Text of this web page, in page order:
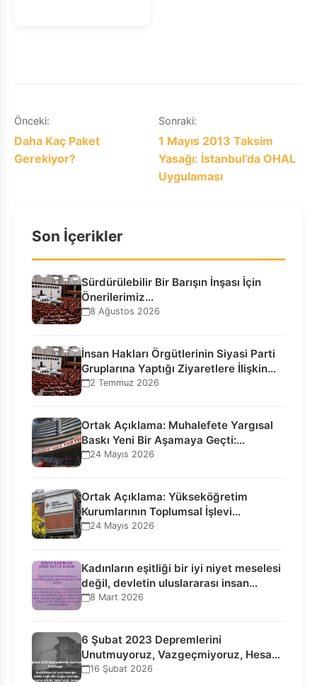
Yazı
gezinmesi
Önceki:
Daha Kaç Paket
Gerekiyor?
Sonraki:
1 Mayıs 2013 Taksim
Yasağı: İstanbul’da OHAL
Uygulaması
Son İçerikler
Sürdürülebilir Bir Barışın İnşası İçin
Önerilerimiz…
8 Ağustos 2026
İnsan Hakları Örgütlerinin Siyasi Parti
Gruplarına Yaptığı Ziyaretlere İlişkin
Bilgilendirme…
2 Temmuz 2026
Ortak Açıklama: Muhalefete Yargısal
Baskı Yeni Bir Aşamaya Geçti:
Seçilmiş…
24 Mayıs 2026
Ortak Açıklama: Yükseköğretim
Kurumlarının Toplumsal İşlevi
Kurucularının Ticari Akıbetine
24 Mayıs 2026
Kadınların eşitliği bir iyi niyet meselesi
değil, devletin uluslararası insan…
8 Mart 2026
6 Şubat 2023 Depremlerini
Unutmuyoruz, Vazgeçmiyoruz, Hesap
Sorulmasını İstiyoruz!
16 Şubat 2026